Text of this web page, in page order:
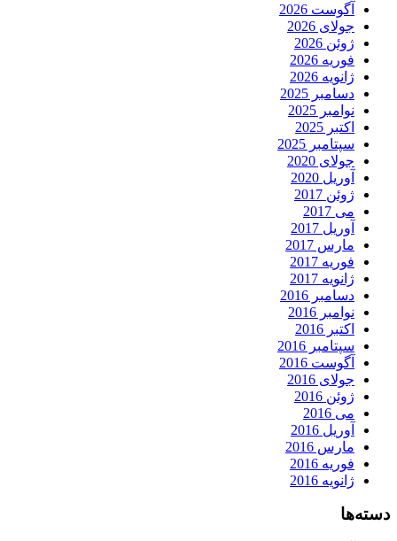
آگوست 2026
جولای 2026
ژوئن 2026
فوریه 2026
ژانویه 2026
دسامبر 2025
نوامبر 2025
اکتبر 2025
سپتامبر 2025
جولای 2020
آوریل 2020
ژوئن 2017
می 2017
آوریل 2017
مارس 2017
فوریه 2017
ژانویه 2017
دسامبر 2016
نوامبر 2016
اکتبر 2016
سپتامبر 2016
آگوست 2016
جولای 2016
ژوئن 2016
می 2016
آوریل 2016
مارس 2016
فوریه 2016
ژانویه 2016
دسته‌ها